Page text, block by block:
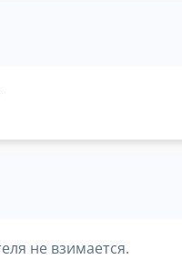
не взимается.